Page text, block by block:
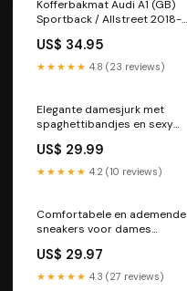
Kofferbakmat Audi A1 (GB)
Sportback / Allstreet 2018-
kofferbakvloer in lage stand)
- Guardliner 4-serie F32 3-
deurs coupe 2013-2020
US$ 34.95
★★★★★ 4.8 (23 reviews)
Elegante damesjurk met
spaghettibandjes en sexy
US$ 29.99
★★★★★ 4.2 (10 reviews)
Comfortabele en ademende
sneakers voor dames
US$ 29.97
★★★★★ 4.3 (27 reviews)